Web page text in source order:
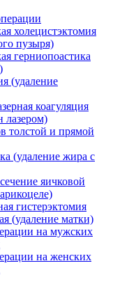
холецистэктомия
пузыря)
герниопоастика
(удаление
коагуляция
лазером)
толстой и прямой
(удаление жира с
яичковой
гистерэктомия
(удаление матки)
на мужских
на женских